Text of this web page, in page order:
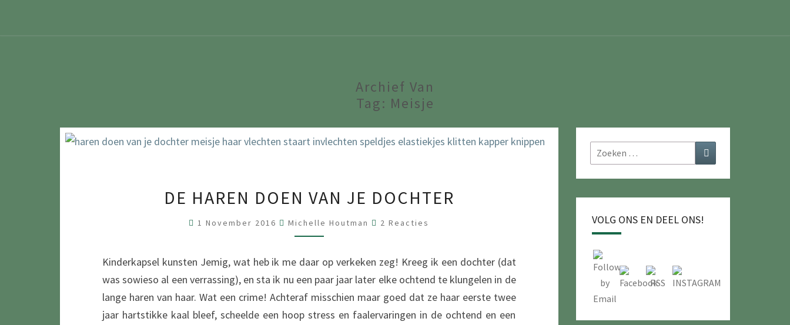
Archief Van
Tag: Meisje
HAREN
DOEN
VAN
DOCHTER
DE HAREN DOEN VAN JE DOCHTER
1 November 2016 Michelle Houtman Reacties
2 Reacties
Kinderkapsel kunsten Jemig, wat heb ik me daar op verkeken zeg! Kreeg ik een dochter (dat
was sowieso al een verrassing), en sta ik nu een paar jaar later elke ochtend te klungelen in de
lange haren van haar. Wat een crime! Achteraf misschien maar goed dat ze haar eerste twee
jaar hartstikke kaal bleef, scheelde een hoop stress en faalervaringen in de ochtend en een
Zoeken
naar:
Zoeken
VOLG ONS EN DEEL ONS!